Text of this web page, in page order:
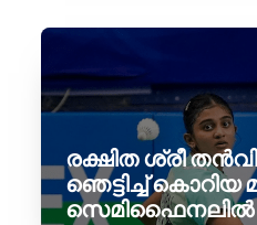
രക്ഷിത ശ്രീ
ഞെട്ടിച്ച് കൊറിയ
സെമിഫൈനലിൽ